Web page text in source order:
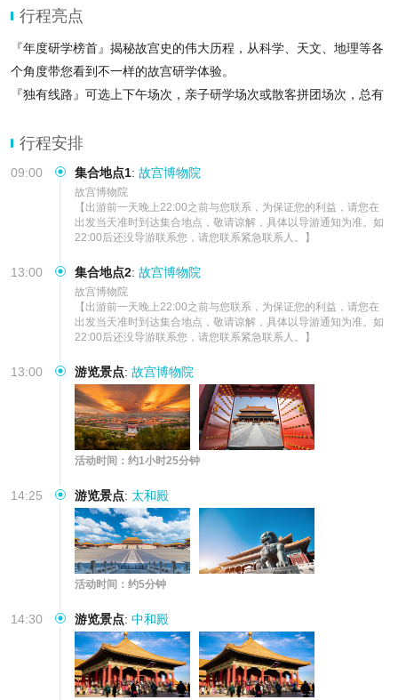
行程亮点
『年度研学榜首』揭秘故宫史的伟大历程，从科学、天文、地理等各
个角度带您看到不一样的故宫研学体验。
『独有线路』可选上下午场次，亲子研学场次或散客拼团场次，总有
『品质保证』真纯玩无购物，博硕导师研学，赠送研学手册，活动道
具，小礼品等，寓教于乐
行程安排
09:00 集合地点1: 故宫博物院
故宫博物院
【出游前一天晚上22:00之前与您联系，为保证您的利益，请您在
出发当天准时到达集合地点，敬请谅解，具体以导游通知为准。如
22:00后还没导游联系您，请您联系紧急联系人。】
13:00 集合地点2: 故宫博物院
故宫博物院
【出游前一天晚上22:00之前与您联系，为保证您的利益，请您在
出发当天准时到达集合地点，敬请谅解，具体以导游通知为准。如
22:00后还没导游联系您，请您联系紧急联系人。】
13:00 游览景点: 故宫博物院
活动时间：约1小时25分钟
14:25 游览景点: 太和殿
活动时间：约5分钟
14:30 游览景点: 中和殿